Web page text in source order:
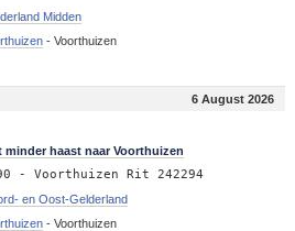
Midden
- Voorthuizen
6 August 2026
minder haast naar Voorthuizen
- Voorthuizen Rit 242294
en Oost-Gelderland
- Voorthuizen